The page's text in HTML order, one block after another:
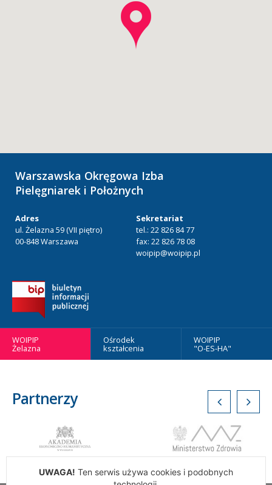
Warszawska Okręgowa Izba
Pielęgniarek i Położnych
Adres
ul. Żelazna 59 (VII piętro)
00-848 Warszawa
Sekretariat
tel.: 22 826 84 77
fax: 22 826 78 08
woipip@woipip.pl
WOIPIP
Żelazna
Ośrodek
kształcenia
WOIPIP
"O-ES-HA"
Partnerzy
UWAGA! Ten serwis używa cookies i podobnych